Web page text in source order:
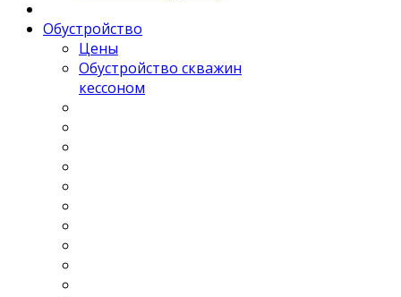
Обустройство
Цены
Обустройство скважин
кессоном